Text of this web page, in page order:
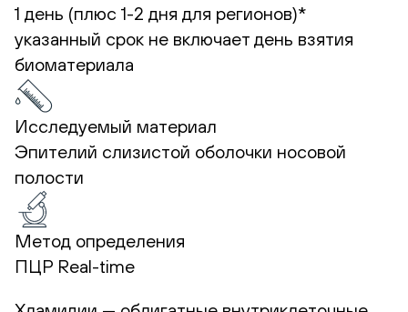
1 день (плюс 1-2 дня для регионов)*
указанный срок не включает день взятия
биоматериала
Исследуемый материал
Эпителий слизистой оболочки носовой
полости
Метод определения
ПЦР Real-time